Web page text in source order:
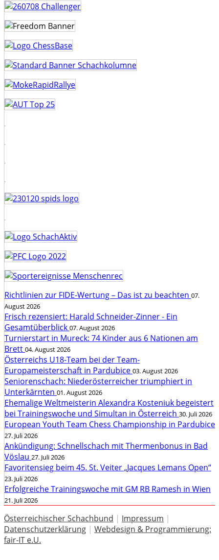
Richtlinien zur FIDE-Wertung – Das ist zu beachten 07.
August 2026
Frisch rezensiert: Harald Schneider-Zinner - Ein
Gesamtüberblick 07. August 2026
Turnierstart in Mureck: 74 Kinder aus 6 Nationen am
Brett 04. August 2026
Österreichs U18-Team bei der Team-
Europameisterschaft in Pardubice 03. August 2026
Seniorenschach: Niederösterreicher triumphiert in
Unterkärnten 01. August 2026
Ehemalige Weltmeisterin Alexandra Kosteniuk begeistert
bei Trainingswoche und Simultan in Österreich 30. Juli 2026
European Youth Team Chess Championship in Pardubice
27. Juli 2026
Ankündigung: Schnellschach mit Thermenbonus in Bad
Vöslau 27. Juli 2026
Favoritensieg beim 45. St. Veiter „Jacques Lemans Open“
23. Juli 2026
Erfolgreiche Trainingswoche mit GM RB Ramesh in Wien
21. Juli 2026
Österreichischer Schachbund | Impressum |
Datenschutzerklärung | Webdesign & Programmierung:
fair-IT e.U.